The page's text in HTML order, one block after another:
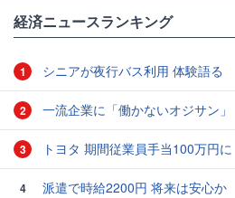
経済ニュースランキング
1 シニアが夜行バス利用 体験語る
2 一流企業に「働かないオジサン」
3 トヨタ 期間従業員手当100万円に
4 派遣で時給2200円 将来は安心か